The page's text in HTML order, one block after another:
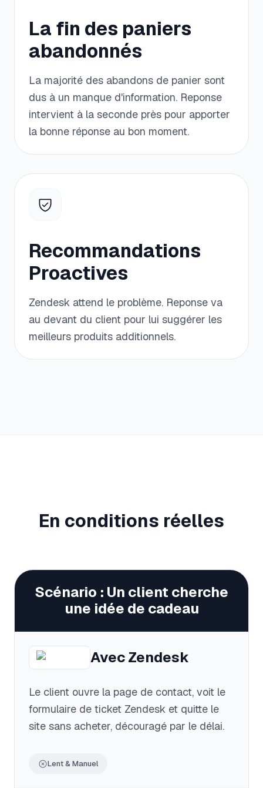
La fin des paniers
abandonnés
La majorité des abandons de panier sont
dus à un manque d'information. Reponse
intervient à la seconde près pour apporter
la bonne réponse au bon moment.
Recommandations
Proactives
Zendesk attend le problème. Reponse va
au devant du client pour lui suggérer les
meilleurs produits additionnels.
En conditions réelles
Scénario : Un client cherche
une idée de cadeau
AvecZendesk
Le client ouvre la page de contact, voit le
formulaire de ticket Zendesk et quitte le
site sans acheter, découragé par le délai.
Lent & Manuel